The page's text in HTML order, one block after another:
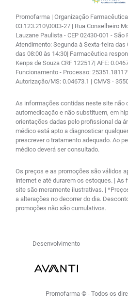
Promofarma | Organização
03.123.210\0003-27 | Rua Conselheiro
Lauzane Paulista - CEP 02430-001 - São
Atendimento: Segunda à Sexta-feira das
das 08:00 às 14:30| Farmacêutica
Kenps de Souza CRF 122517| AFE:
Funcionamento - Processo:
Autorização/MS: 0.04673.1 | CMVS -
As informações contidas neste site não
automedicação e não substituem, em
orientações dadas pelo profissional da
médico está apto a diagnosticar
prescrever o tratamento adequado. Ao
médico deverá ser consultado.
Os preços e as promoções são válidos
internet e até durarem os estoques. |
site são meramente ilustrativas. |
a alterações no decorrer do dia.
promoções não são cumulativos.
Desenvolvimento
Promofarma © - Todos os